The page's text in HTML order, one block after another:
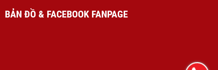
BẢN ĐỒ & FACEBOOK FANPAGE